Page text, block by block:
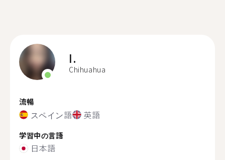
I.
Chihuahua
流暢
スペイン語 英語
学習中の言語
日本語